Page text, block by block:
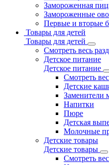
Замороженная
Замороженные
Первые и вторые
Товары для детей
Товары для детей
Смотреть весь
Детское питание
Детское питание
Смотреть
Детские
Заменители
Напитки
Пюре
Детская
Молочные
Детские товары
Детские товары
Смотреть